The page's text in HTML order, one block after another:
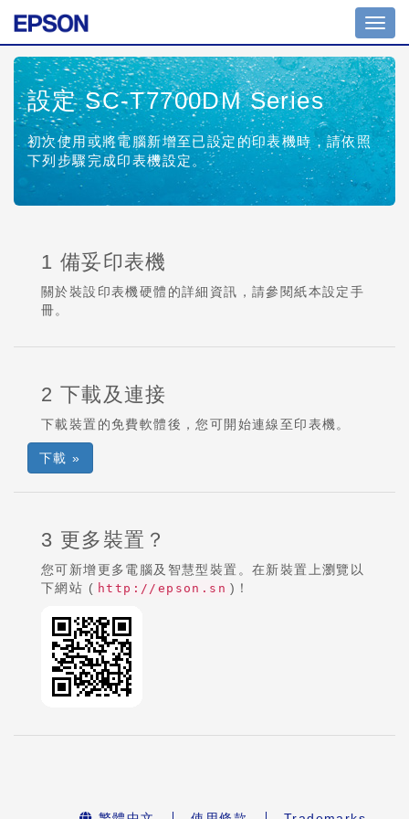
設定 SC-T7700DM Series
初次使用或將電腦新增至已設定的印表機時，請依照
下列步驟完成印表機設定。
1 備妥印表機
關於裝設印表機硬體的詳細資訊，請參閱紙本設定手
冊。
2 下載及連接
下載裝置的免費軟體後，您可開始連線至印表機。
下載 »
3 更多裝置？
您可新增更多電腦及智慧型裝置。在新裝置上瀏覽以
下網站 ( http://epson.sn )！